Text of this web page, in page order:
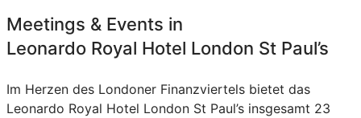
Meetings & Events in
Leonardo Royal Hotel London St Paul’s
Im Herzen des Londoner Finanzviertels bietet das
Leonardo Royal Hotel London St Paul’s insgesamt 23